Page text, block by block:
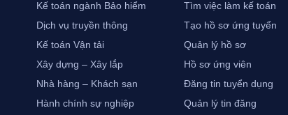
Kế toán ngành Bảo hiểm
Dịch vụ truyền thông
Kế toán Vận tải
Xây dựng – Xây lắp
Nhà hàng – Khách sạn
Hành chính sự nghiệp
Tìm việc làm kế toán
Tạo hồ sơ ứng tuyển
Quản lý hồ sơ
Hồ sơ ứng viên
Đăng tin tuyển dụng
Quản lý tin đăng